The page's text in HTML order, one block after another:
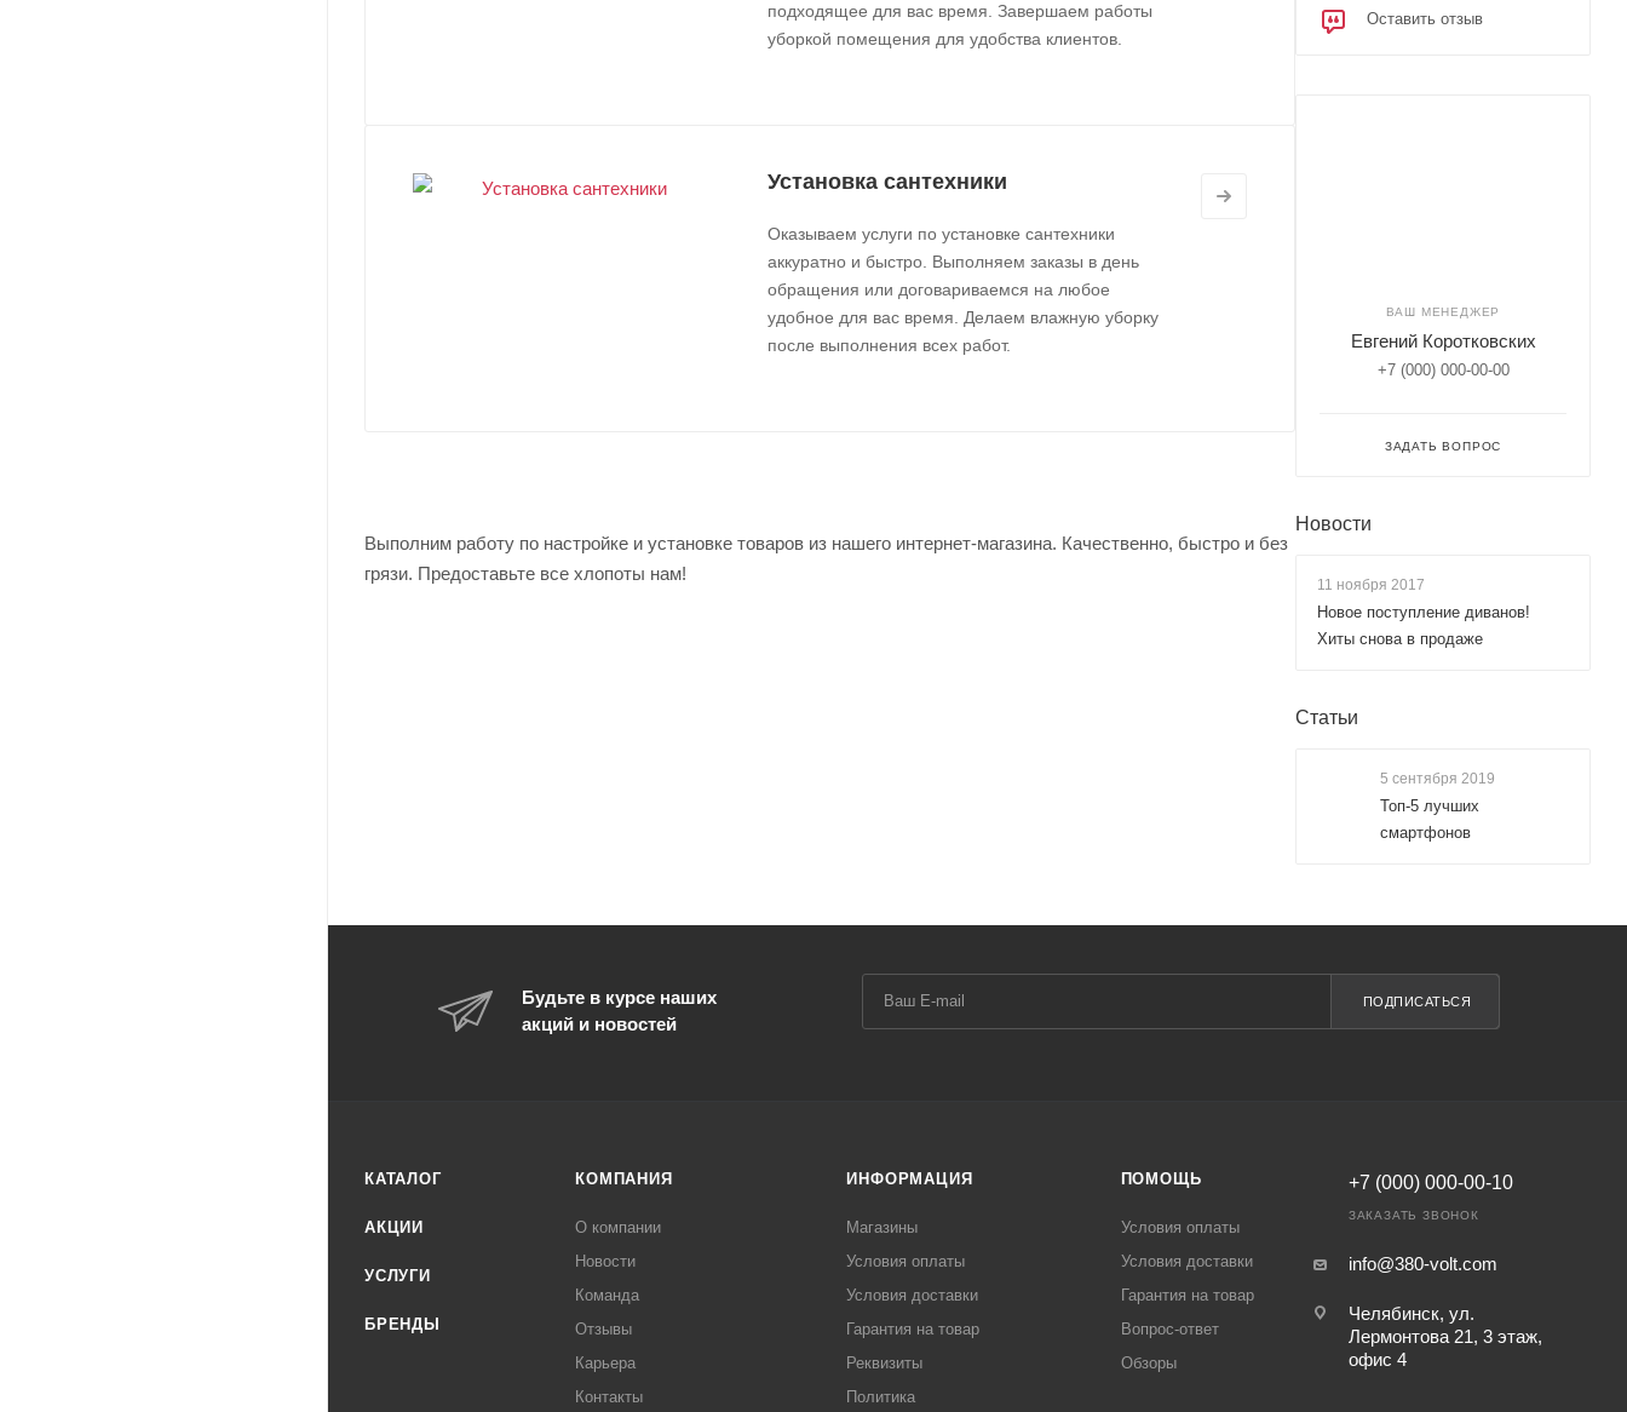
подходящее для вас время. Завершаем работы
уборкой помещения для удобства клиентов.
Установка сантехники
Оказываем услуги по установке сантехники
аккуратно и быстро. Выполняем заказы в день
обращения или договариваемся на любое
удобное для вас время. Делаем влажную уборку
после выполнения всех работ.
Выполним работу по настройке и установке товаров из нашего интернет-магазина. Качественно, быстро и без
грязи. Предоставьте все хлопоты нам!
Оставить отзыв
ВАШ МЕНЕДЖЕР
Евгений Коротковских
+7 (000) 000-00-00
ЗАДАТЬ ВОПРОС
Новости
11 ноября 2017
Новое поступление диванов!
Хиты снова в продаже
Статьи
5 сентября 2019
Топ-5 лучших
смартфонов
Будьте в курсе наших
акций и новостей
ПОДПИСАТЬСЯ
КАТАЛОГ
АКЦИИ
УСЛУГИ
БРЕНДЫ
КОМПАНИЯ
О компании
Новости
Команда
Отзывы
Карьера
Контакты
ИНФОРМАЦИЯ
Магазины
Условия оплаты
Условия доставки
Гарантия на товар
Реквизиты
Политика
ПОМОЩЬ
Условия оплаты
Условия доставки
Гарантия на товар
Вопрос-ответ
Обзоры
+7 (000) 000-00-10
ЗАКАЗАТЬ ЗВОНОК
info@380-volt.com
Челябинск, ул.
Лермонтова 21, 3 этаж,
офис 4